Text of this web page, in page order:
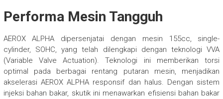
Performa Mesin Tangguh
AEROX ALPHA dipersenjatai dengan mesin 155cc, single-
cylinder, SOHC, yang telah dilengkapi dengan teknologi VVA
(Variable Valve Actuation). Teknologi ini memberikan torsi
optimal pada berbagai rentang putaran mesin, menjadikan
akselerasi AEROX ALPHA responsif dan halus. Dengan sistem
injeksi bahan bakar, skutik ini menawarkan efisiensi bahan bakar